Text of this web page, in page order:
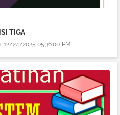
TIGA
12/24/2025 05:36:00 PM